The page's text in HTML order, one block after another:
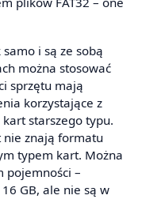
i są ze sobą
można stosować
sprzętu mają
korzystające z
kart starszego typu.
nie znają formatu
typem kart. Można
pojemności –
GB, ale nie są w